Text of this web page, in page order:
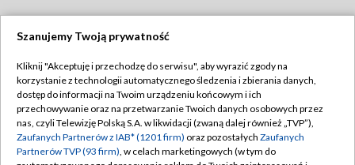
TVP
Abonament TVP
Emisja w TVP
Centrum informacji TVP
Regulamin TVP
Polityka prywatności
Szanujemy Twoją prywatność
Kliknij "Akceptuję i przechodzę do serwisu", aby wyrazić zgody na
korzystanie z technologii automatycznego śledzenia i zbierania danych,
dostęp do informacji na Twoim urządzeniu końcowym i ich
przechowywanie oraz na przetwarzanie Twoich danych osobowych przez
nas, czyli Telewizję Polską S.A. w likwidacji (zwaną dalej również „TVP”),
Zaufanych Partnerów z IAB* (1201 firm) oraz pozostałych Zaufanych
Partnerów TVP (93 firm), w celach marketingowych (w tym do